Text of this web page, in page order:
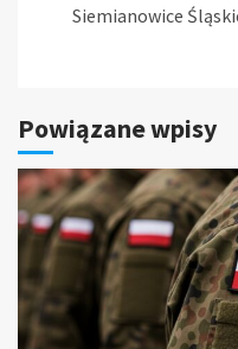
Siemianowice
Powiązane wpisy